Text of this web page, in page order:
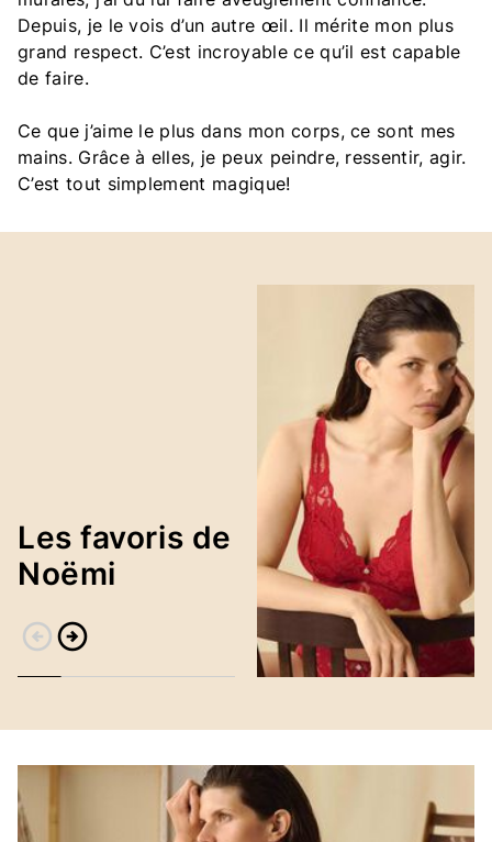
Depuis, je le vois d’un autre œil. Il mérite mon plus
grand respect. C’est incroyable ce qu’il est capable
de faire.
Ce que j’aime le plus dans mon corps, ce sont mes
mains. Grâce à elles, je peux peindre, ressentir, agir.
C’est tout simplement magique!
Les favoris de
Noëmi
arrow_circle_leftarrow_circle_right